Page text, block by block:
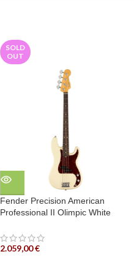
SOLD
OUT
Fender Precision American
Professional II Olimpic White
2.059,00€